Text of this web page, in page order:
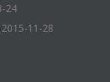
24
2015-11-28